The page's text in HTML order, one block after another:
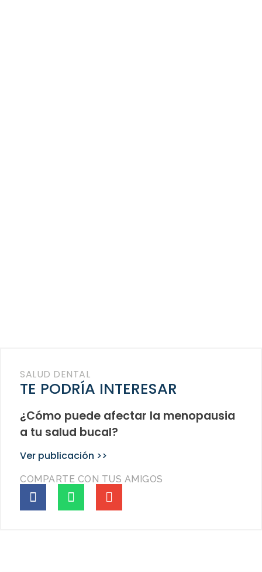
SALUD DENTAL
TE PODRÍA INTERESAR
¿Cómo puede afectar la menopausia
a tu salud bucal?
Ver publicación >>
COMPARTE CON TUS AMIGOS